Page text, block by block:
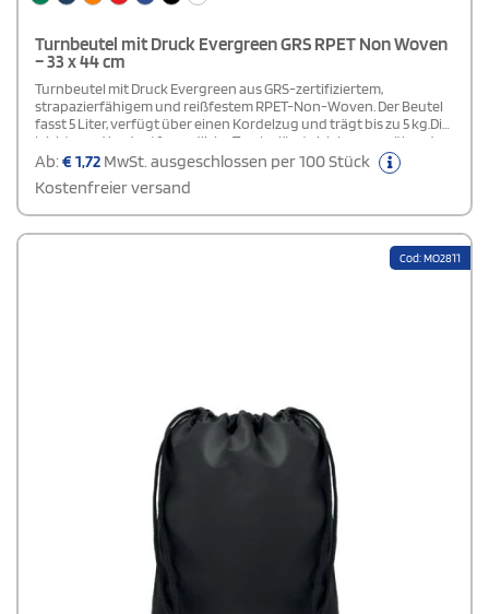
Turnbeutel mit Druck Evergreen GRS RPET Non Woven
– 33 x 44 cm
Turnbeutel mit Druck Evergreen aus GRS-zertifiziertem,
strapazierfähigem und reißfestem RPET-Non-Woven. Der Beutel
fasst 5 Liter, verfügt über einen Kordelzug und trägt bis zu 5 kg.Die
leichte und budgetfreundliche Tasche lässt sich bequem über der
Schulter oder als Rucksack tragen und eignet sich hervorragend
Ab:€1,72 MwSt. ausgeschlossen per 100 Stück
Kostenfreier versand
Cod: MO2811